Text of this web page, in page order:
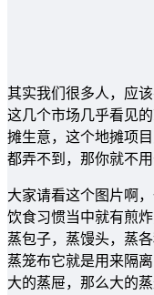
其实我们很多人，应
这几个市场几乎看见
摊生意，这个地摊项
都弄不到，那你就不
大家请看这个图片啊
饮食习惯当中就有煎
蒸包子，蒸馒头，蒸
蒸笼布它就是用来隔
大的蒸屉，那么大的